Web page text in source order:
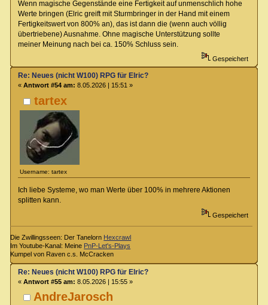
Wenn magische Gegenstände eine Fertigkeit auf unmenschlich hohe
Werte bringen (Elric greift mit Sturmbringer in der Hand mit einem
Fertigkeitswert von 800% an), das ist dann die (wenn auch völlig
übertriebene) Ausnahme. Ohne magische Unterstützung sollte
meiner Meinung nach bei ca. 150% Schluss sein.
Gespeichert
tartex
Username: tartex
Re: Neues (nicht W100) RPG für Elric?
« Antwort #54 am: 8.05.2026 | 15:51 »
Ich liebe Systeme, wo man Werte über 100% in mehrere Aktionen
splitten kann.
Gespeichert
Die Zwillingsseen: Der Tanelorn Hexcrawl
Im Youtube-Kanal: Meine PnP-Let's-Plays
Kumpel von Raven c.s. McCracken
AndreJarosch
Re: Neues (nicht W100) RPG für Elric?
« Antwort #55 am: 8.05.2026 | 15:55 »